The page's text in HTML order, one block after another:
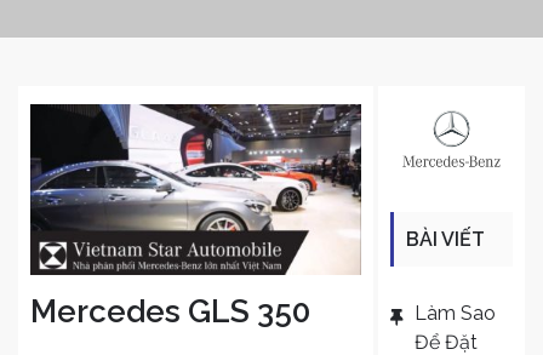
Mercedes GLS 350
BÀI VIẾT
Làm Sao
Để Đặt